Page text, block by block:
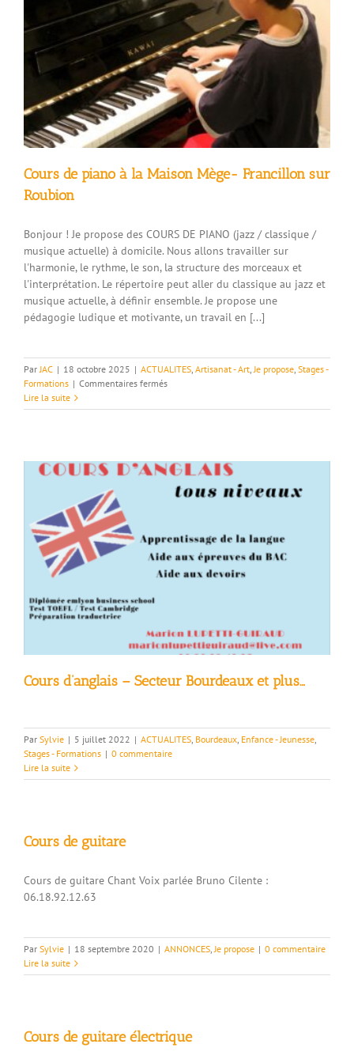
Cours de piano à la Maison Mège- Francillon sur
Roubion
Bonjour ! Je propose des COURS DE PIANO (jazz / classique /
musique actuelle) à domicile. Nous allons travailler sur
l'harmonie, le rythme, le son, la structure des morceaux et
l'interprétation. Le répertoire peut aller du classique au jazz et
musique actuelle, à définir ensemble. Je propose une
pédagogie ludique et motivante, un travail en [...]
ParJAC | 18 octobre 2025 | ACTUALITES, Artisanat - Art,Je propose, Stages -
Formations | Commentaires ferméssur
de
Maison
Francillon
Lire la suite
Cours d’anglais – Secteur Bourdeaux et plus…
Par Sylvie | 5 juillet 2022 | ACTUALITES, Bourdeaux, Enfance - Jeunesse,
Stages - Formations | 0 commentaire
Lire la suite
Cours de guitare
Cours de guitare Chant Voix parlée Bruno Cilente :
06.18.92.12.63
Par Sylvie | 18 septembre 2020 | ANNONCES,Je propose | 0 commentaire
Lire la suite
Cours de guitare électrique